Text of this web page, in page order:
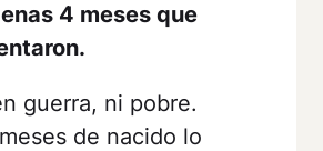
4 meses que
guerra, ni pobre.
de nacido lo